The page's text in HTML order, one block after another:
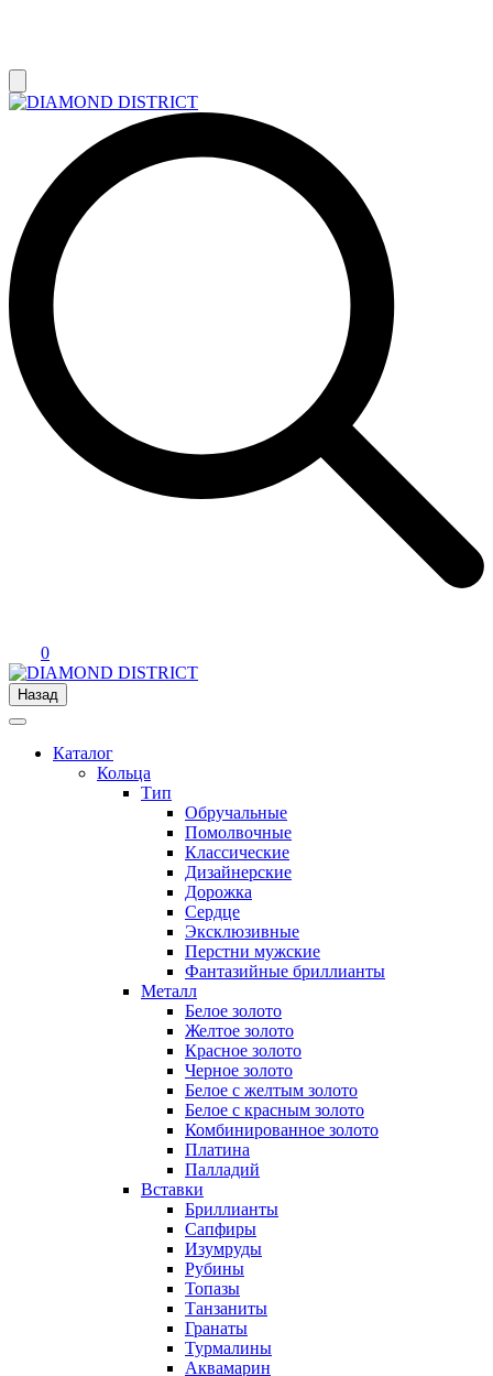
0
Назад
Каталог
Кольца
Тип
Обручальные
Помолвочные
Классические
Дизайнерские
Дорожка
Сердце
Эксклюзивные
Перстни мужские
Фантазийные бриллианты
Металл
Белое золото
Желтое золото
Красное золото
Черное золото
Белое с желтым золото
Белое с красным золото
Комбинированное золото
Платина
Палладий
Вставки
Бриллианты
Сапфиры
Изумруды
Рубины
Топазы
Танзаниты
Гранаты
Турмалины
Аквамарин